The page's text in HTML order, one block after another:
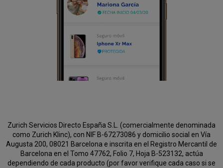
Zurich Servicios Directo España S.L. (comercialmente denominada
como Zurich Klinc), con NIF B-67273086 y domicilio social en Vía
Augusta 200, 08021 Barcelona e inscrita en el Registro Mercantil de
Barcelona en el Tomo 47762, Folio 7, Hoja B-523132, actúa
dependiendo de cada producto (por favor verifique cada caso si se